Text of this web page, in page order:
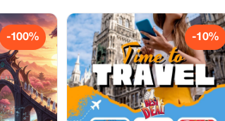
-100% -10%